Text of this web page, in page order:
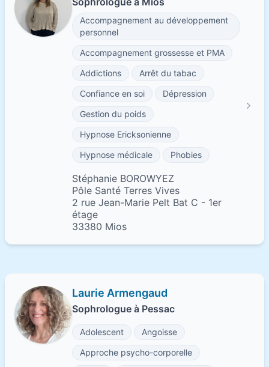
Accompagnement au développement
personnel
Accompagnement grossesse et PMA
Addictions
Arrêt du tabac
Confiance en soi
Dépression
Gestion du poids
Hypnose Ericksonienne
Hypnose médicale
Phobies
Stéphanie BOROWYEZ
Pôle Santé Terres Vives
2 rue Jean-Marie Pelt Bat C - 1er
étage
33380 Mios
Laurie Armengaud
Sophrologue à Pessac
Adolescent
Angoisse
Approche psycho-corporelle